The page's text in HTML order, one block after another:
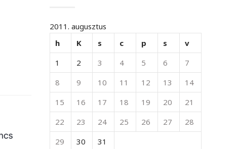
2011. augusztus
h
K s c p s
v
1
2 3 4 5 6
7
8
9 10 11 12 13
14
15
16 17 18 19 20
21
22
23 24 25 26 27
28
29
30 31